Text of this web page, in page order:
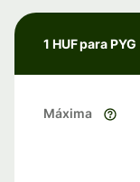
1 HUF para PYG
Máxima